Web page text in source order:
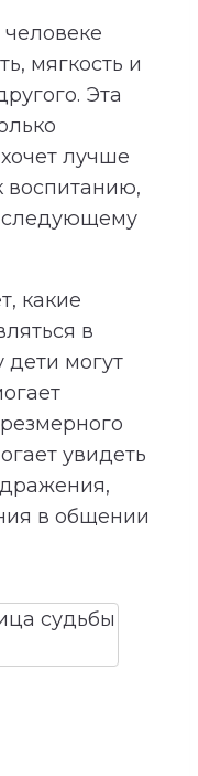
мягкость и
Эта
лучше
воспитанию,
следующему
какие
в
дети могут
увидеть
в общении